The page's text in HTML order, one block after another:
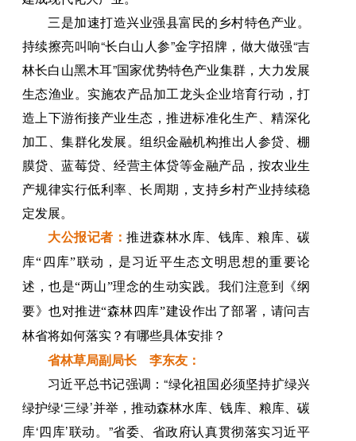
三是加速打造兴业强县富民的乡村特色产业。
持续擦亮叫响“长白山人参”金字招牌，做大做强“吉
林长白山黑木耳”国家优势特色产业集群，大力发展
生态渔业。实施农产品加工龙头企业培育行动，打
造上下游衔接产业生态，推进标准化生产、精深化
加工、集群化发展。组织金融机构推出人参贷、棚
膜贷、蓝莓贷、经营主体贷等金融产品，按农业生
产规律实行低利率、长周期，支持乡村产业持续稳
定发展。
大公报记者 ：推进森林水库、钱库、粮库、碳
库“四库”联动，是习近平生态文明思想的重要论
述，也是“两山”理念的生动实践。我们注意到《纲
要》也对推进“森林四库”建设作出了部署，请问吉
林省将如何落实？有哪些具体安排？
省林草局副局长 李东友：
习近平总书记强调：“绿化祖国必须坚持扩绿兴
绿护绿‘三绿’并举，推动森林水库、钱库、粮库、碳
库‘四库’联动。”省委、省政府认真贯彻落实习近平